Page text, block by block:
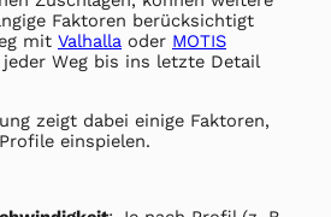
Faktoren berücksichtigt
mit Valhalla oder MOTIS
Weg bis ins letzte Detail
zeigt dabei einige Faktoren,
einspielen.